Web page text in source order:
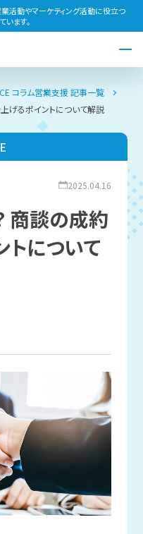
活動やマーケティング活動に役立つ
ます。
コラム営業支援 記事一覧
げるポイントについて解説
2025.04.16
商談の成約
トについて